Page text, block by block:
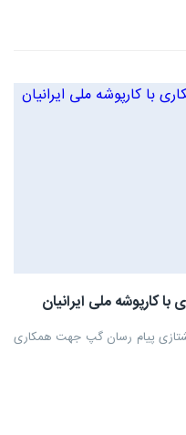
کارپوشه ملی ایرانیان
پیام رسان گپ جهت همکاری